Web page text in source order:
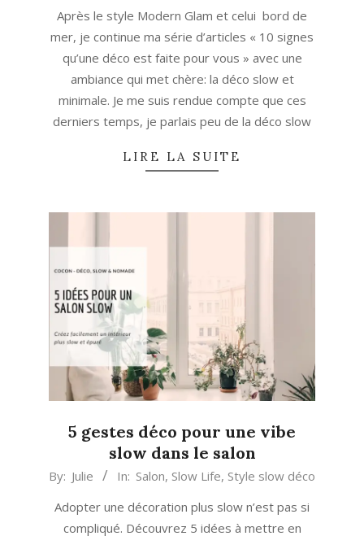
23
Après le style Modern Glam et celui bord de
mer, je continue ma série d’articles « 10 signes
qu’une déco est faite pour vous » avec une
ambiance qui met chère: la déco slow et
minimale. Je me suis rendue compte que ces
derniers temps, je parlais peu de la déco slow
LIRE LA SUITE
5 gestes déco pour une vibe
slow dans le salon
2020-
28
By: Julie In: Salon, Slow Life, Style slow déco
Adopter une décoration plus slow n’est pas si
compliqué. Découvrez 5 idées à mettre en